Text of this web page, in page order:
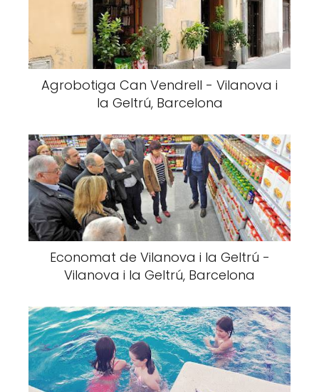
Agrobotiga Can Vendrell - Vilanova i
la Geltrú, Barcelona
Economat de Vilanova i la Geltrú -
Vilanova i la Geltrú, Barcelona